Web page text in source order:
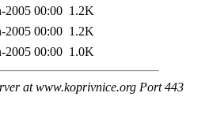
2005 00:00 1.2K
2005 00:00 1.2K
2005 00:00 1.0K
at www.koprivnice.org Port 443